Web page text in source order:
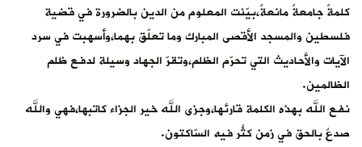
كلمةٌ جامعةٌ مانعةٌ،بيّنت المعلوم من الدين بالضرورة في قضية
فلسطين والمسجد الأقصى المبارك وما تعلّق بهما،وأسهبت في سرد
الآيات والأحاديث التي تحرّم الظلم،وتقرّ الجهاد وسيلة لدفع ظلم
الظالمين.
نفع الله بهذه الكلمة قارئها،وجزى الله خير الجزاء كاتبها،فهي والله
صدعٌ بالحق في زمن كثُر فيه السّاكتون.